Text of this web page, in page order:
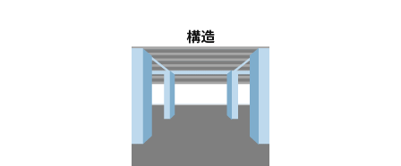
構造